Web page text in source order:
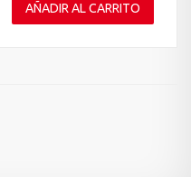
AÑADIR AL CARRITO